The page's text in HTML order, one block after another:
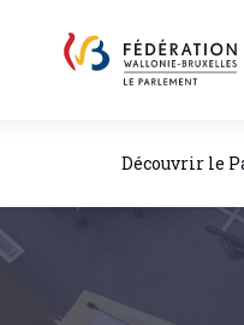
Découvrir le